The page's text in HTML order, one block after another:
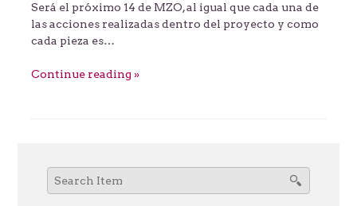
Será el próximo 14 de MZO, al igual que cada una de
las acciones realizadas dentro del proyecto y como
cada pieza es…
Continue reading »
Search
for: